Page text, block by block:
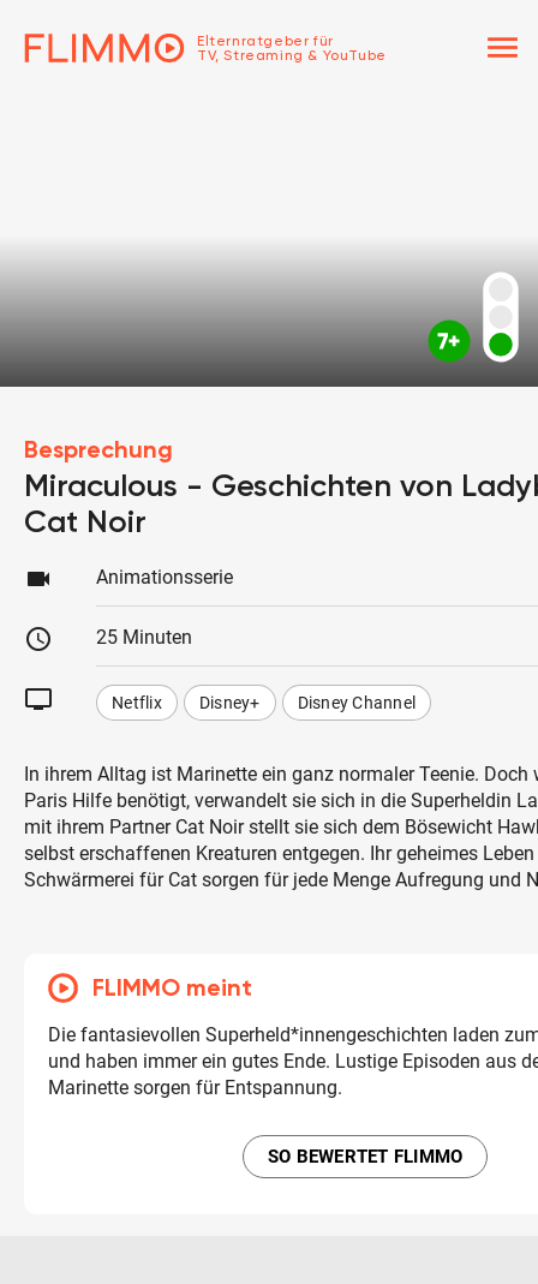
Elternratgeber für
TV, Streaming & YouTube
menu
Besprechung
Miraculous - Geschichten von
Cat Noir
videocam Animationsserie
schedule 25 Minuten
tv Netflix Disney+ Disney Channel
In ihrem Alltag ist Marinette ein ganz normaler Teenie. Doch
Paris Hilfe benötigt, verwandelt sie sich in die Superheldin
mit ihrem Partner Cat Noir stellt sie sich dem Bösewicht
selbst erschaffenen Kreaturen entgegen. Ihr geheimes
Schwärmerei für Cat sorgen für jede Menge Aufregung und
FLIMMO meint
Die fantasievollen Superheld*innengeschichten laden
und haben immer ein gutes Ende. Lustige Episoden aus
Marinette sorgen für Entspannung.
SO BEWERTET FLIMMO